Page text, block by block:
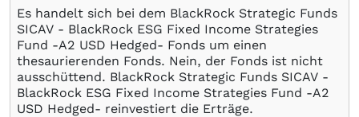
Es handelt sich bei dem BlackRock Strategic Funds
SICAV - BlackRock ESG Fixed Income Strategies
Fund -A2 USD Hedged- Fonds um einen
thesaurierenden Fonds. Nein, der Fonds ist nicht
ausschüttend. BlackRock Strategic Funds SICAV -
BlackRock ESG Fixed Income Strategies Fund -A2
USD Hedged- reinvestiert die Erträge.